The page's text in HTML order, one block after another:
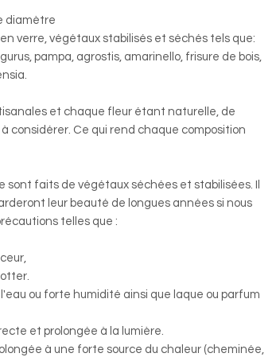
diamètre
verre, végétaux stabilisés et séchés tels que:
pampa, agrostis, amarinello, frisure de bois,
et chaque fleur étant naturelle, de
considérer. Ce qui rend chaque composition
sont faits de végétaux séchées et stabilisées. Il
leur beauté de longues années si nous
telles que :
ou forte humidité ainsi que laque ou parfum
et prolongée à la lumière.
à une forte source du chaleur (cheminée,